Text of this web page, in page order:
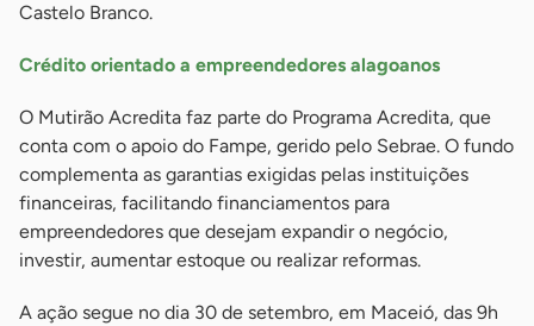
Castelo Branco.
Crédito orientado a empreendedores alagoanos
O Mutirão Acredita faz parte do Programa Acredita, que
conta com o apoio do Fampe, gerido pelo Sebrae. O fundo
complementa as garantias exigidas pelas instituições
financeiras, facilitando financiamentos para
empreendedores que desejam expandir o negócio,
investir, aumentar estoque ou realizar reformas.
A ação segue no dia 30 de setembro, em Maceió, das 9h